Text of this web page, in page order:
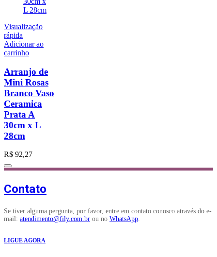
Visualização
rápida
Adicionar ao
carrinho
Arranjo de
Mini Rosas
Branco Vaso
Ceramica
Prata A
30cm x L
28cm
R$ 92,27
Contato
Se tiver alguma pergunta, por favor, entre em contato conosco através do e-
mail: atendimento@fily.com.br ou no WhatsApp.
LIGUE AGORA